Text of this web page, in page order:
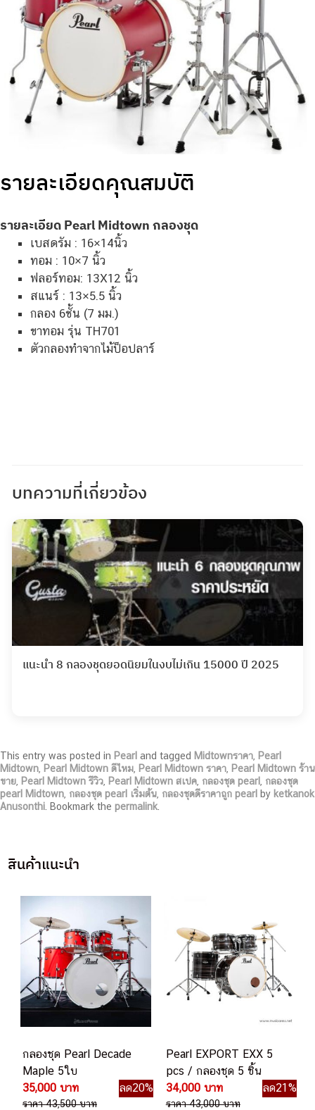
รายละเอียดคุณสมบัติ
รายละเอียด Pearl Midtown กลองชุด
เบสดรัม : 16×14นิ้ว
ทอม : 10×7 นิ้ว
ฟลอร์ทอม: 13X12 นิ้ว
สแนร์ : 13×5.5 นิ้ว
กลอง 6ชั้น (7 มม.)
ขาทอม รุ่น TH701
ตัวกลองทำจากไม้ป็อปลาร์
บทความที่เกี่ยวข้อง
แนะนำ 8 กลองชุดยอดนิยมในงบไม่เกิน 15000 ปี 2025
This entry was posted in Pearl and tagged Midtownราคา Pearl
Midtown Pearl Midtown ดีไหม Pearl Midtown ราคา Pearl Midtown ร้าน
ขาย Pearl Midtown รีวิว Pearl Midtown สเปค กลองชุด pearl
กลองชุด
pearl Midtown กลองชุด pearl เริ่มต้น กลองชุดดีราคาถูก pearl by ketkanok
Anusonthi . Bookmark the permalink
สินค้าแนะนำ
กลองชุด Pearl Decade
Maple 5ใบ
35,000 บาท
ลด20%
ราคา 43,500 บาท
Pearl EXPORT EXX 5
pcs / กลองชุด 5 ชิ้น
34,000 บาท
ลด21%
ราคา 43,000 บาท